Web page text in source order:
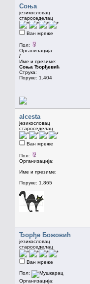
Соња
језикословац
староседелац
Ван мреже
Пол:
Организација:
/
Име и презиме:
Соња Ђорђевић
Струка:
Поруке: 1.404
alcesta
језикословац
староседелац
Ван мреже
Пол:
Организација:
Име и презиме:
Поруке: 1.865
Ђорђе Божовић
језикословац
староседелац
Ван мреже
Пол:
Организација: